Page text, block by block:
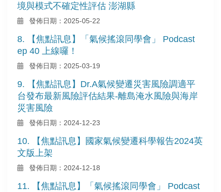
境與模式不確定性評估 澎湖縣
發佈日期：2025-05-22
8. 【焦點訊息】「氣候搖滾同學會」 Podcast
ep 40 上線囉！
發佈日期：2025-03-19
9. 【焦點訊息】Dr.A氣候變遷災害風險調適平
台發布最新風險評估結果-離島淹水風險與海岸
災害風險
發佈日期：2024-12-23
10. 【焦點訊息】國家氣候變遷科學報告2024英
文版上架
發佈日期：2024-12-18
11. 【焦點訊息】「氣候搖滾同學會」 Podcast